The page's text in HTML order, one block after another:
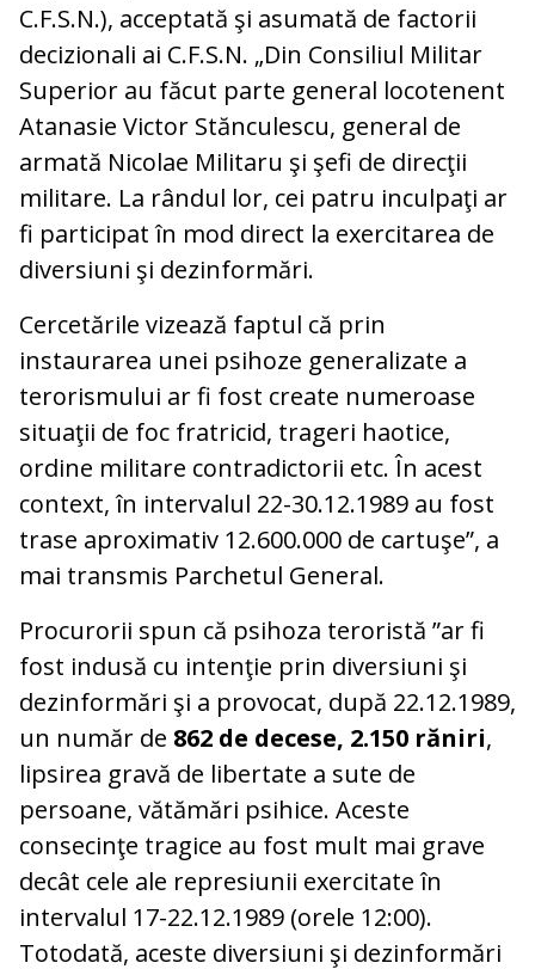
C.F.S.N.), acceptată şi asumată de factorii
decizionali ai C.F.S.N. „Din Consiliul Militar
Superior au făcut parte general locotenent
Atanasie Victor Stănculescu, general de
armată Nicolae Militaru şi şefi de direcţii
militare. La rândul lor, cei patru inculpaţi ar
fi participat în mod direct la exercitarea de
diversiuni şi dezinformări.
Cercetările vizează faptul că prin
instaurarea unei psihoze generalizate a
terorismului ar fi fost create numeroase
situaţii de foc fratricid, trageri haotice,
ordine militare contradictorii etc. În acest
context, în intervalul 22-30.12.1989 au fost
trase aproximativ 12.600.000 de cartuşe”, a
mai transmis Parchetul General.
Procurorii spun că psihoza teroristă ”ar fi
fost indusă cu intenţie prin diversiuni şi
dezinformări şi a provocat, după 22.12.1989,
un număr de 862 de decese, 2.150 răniri,
lipsirea gravă de libertate a sute de
persoane, vătămări psihice. Aceste
consecinţe tragice au fost mult mai grave
decât cele ale represiunii exercitate în
intervalul 17-22.12.1989 (orele 12:00).
Totodată, aceste diversiuni şi dezinformări